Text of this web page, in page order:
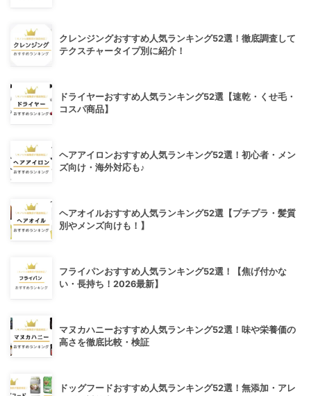
クレンジングおすすめ人気ランキング52選！徹底調査して
テクスチャータイプ別に紹介！
ドライヤーおすすめ人気ランキング52選【速乾・くせ毛・
コスパ商品】
ヘアアイロンおすすめ人気ランキング52選！初心者・メン
ズ向け・海外対応も♪
ヘアオイルおすすめ人気ランキング52選【プチプラ・髪質
別やメンズ向けも！】
フライパンおすすめ人気ランキング52選！【焦げ付かな
い・長持ち！2026最新】
マヌカハニーおすすめ人気ランキング52選！味や栄養価の
高さを徹底比較・検証
ドッグフードおすすめ人気ランキング52選！無添加・アレ